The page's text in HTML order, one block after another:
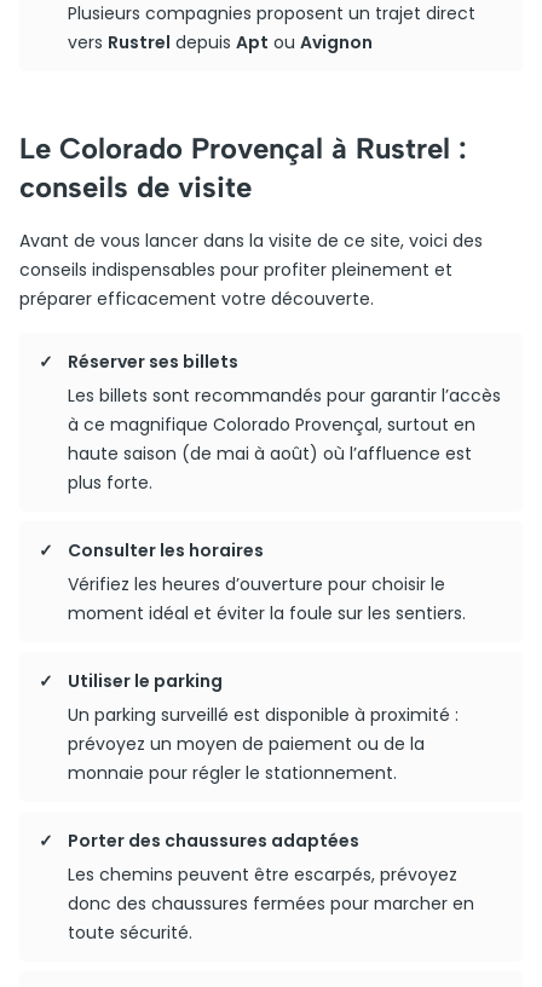
Plusieurs compagnies proposent un trajet direct
vers Rustrel depuis Apt ou Avignon
Le Colorado Provençal à Rustrel :
conseils de visite
Avant de vous lancer dans la visite de ce site, voici des
conseils indispensables pour profiter pleinement et
préparer efficacement votre découverte.
Réserver ses billets
Les billets sont recommandés pour garantir l’accès
à ce magnifique Colorado Provençal, surtout en
haute saison (de mai à août) où l’affluence est
plus forte.
Consulter les horaires
Vérifiez les heures d’ouverture pour choisir le
moment idéal et éviter la foule sur les sentiers.
Utiliser le parking
Un parking surveillé est disponible à proximité :
prévoyez un moyen de paiement ou de la
monnaie pour régler le stationnement.
Porter des chaussures adaptées
Les chemins peuvent être escarpés, prévoyez
donc des chaussures fermées pour marcher en
toute sécurité.